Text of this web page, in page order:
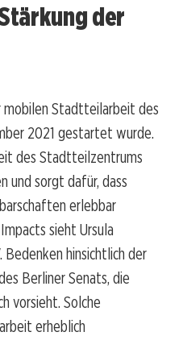
der
mobilen Stadtteilarbeit des
2021 gestartet wurde.
des Stadtteilzentrums
und sorgt dafür, dass
erlebbar
sieht Ursula
Bedenken hinsichtlich der
Berliner Senats, die
vorsieht. Solche
erheblich